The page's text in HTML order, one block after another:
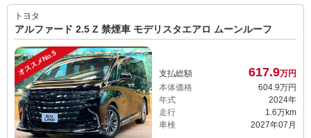
トヨタ
アルファード 2.5 Z 禁煙車 モデリスタエアロ ムーンルーフ
オススメNo.5 支払総額 617.9万円
本体価格
604.9万円
年式
2024年
走行
1.6万km
車検
2027年07月